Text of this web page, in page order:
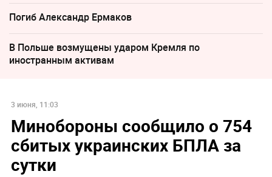
Погиб Александр Ермаков
В Польше возмущены ударом Кремля по
иностранным активам
3 июня, 11:03
Минобороны сообщило о 754
сбитых украинских БПЛА за
сутки